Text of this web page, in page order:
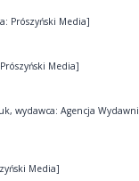
Prószyński Media]
Media]
wydawca: Agencja
Media]